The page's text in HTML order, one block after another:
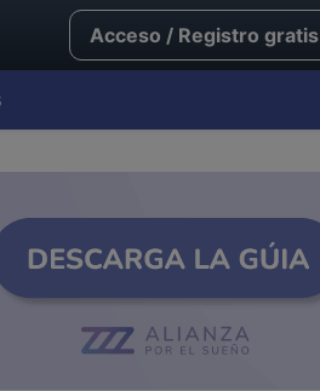
Acceso / Registro gratis